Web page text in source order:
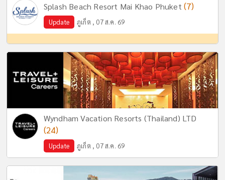
Splash Beach Resort Mai Khao Phuket (7)
Update ภูเก็ต , 07 ส.ค. 69
Wyndham Vacation Resorts (Thailand) LTD
(24)
Update ภูเก็ต , 07 ส.ค. 69